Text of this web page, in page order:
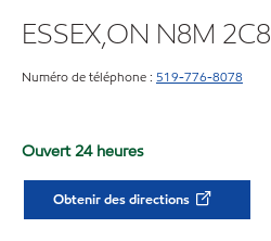
ESSEX,ON N8M 2C8
Numéro de téléphone : 519-776-8078
Ouvert 24 heures
Obtenir des directions